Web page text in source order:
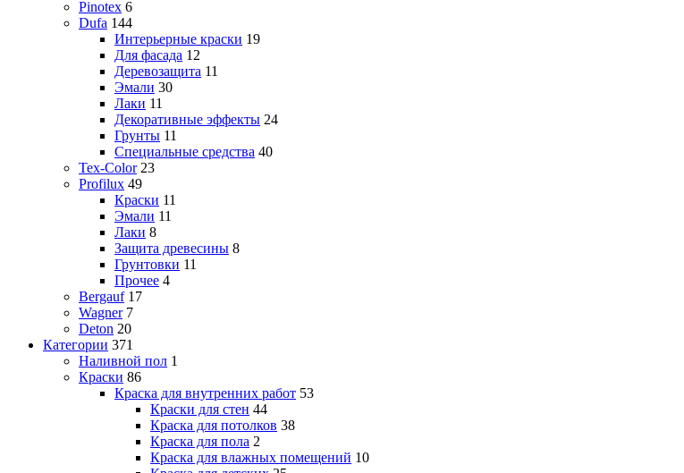
Pinotex 6
Dufa 144
Интерьерные краски 19
Для фасада 12
Деревозащита 11
Эмали 30
Лаки 11
Декоративные эффекты 24
Грунты 11
Специальные средства 40
Tex-Color 23
Profilux 49
Краски 11
Эмали 11
Лаки 8
Защита древесины 8
Грунтовки 11
Прочее 4
Bergauf 17
Wagner 7
Deton 20
Категории 371
Наливной пол 1
Краски 86
Краска для внутренних работ 53
Краски для стен 44
Краска для потолков 38
Краска для пола 2
Краска для влажных помещений 10